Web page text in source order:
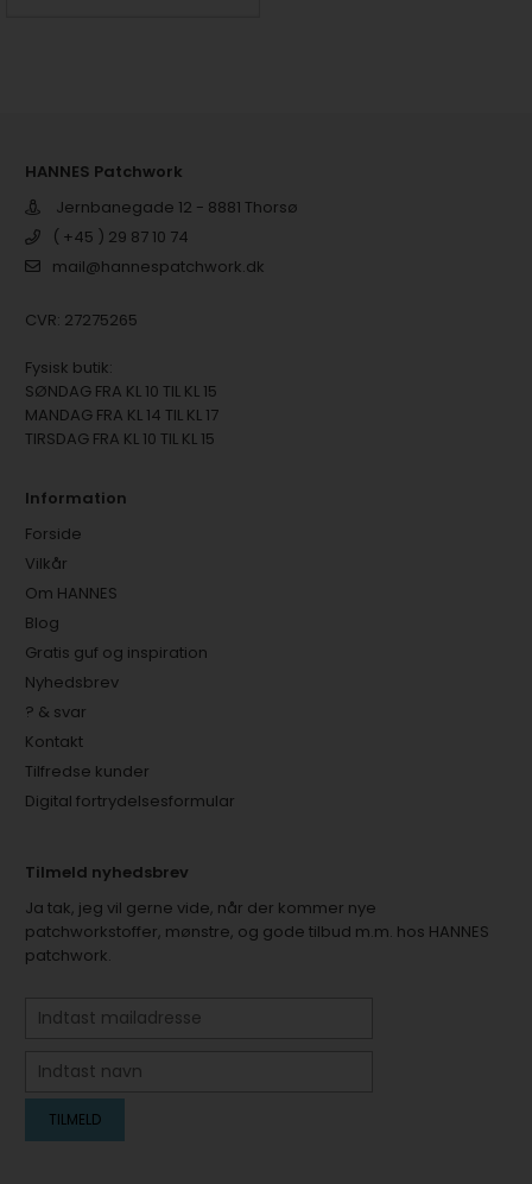
HANNES Patchwork
Jernbanegade 12 - 8881 Thorsø
( +45 ) 29 87 10 74
mail@hannespatchwork.dk
CVR: 27275265
Fysisk butik:
SØNDAG FRA KL 10 TIL KL 15
MANDAG FRA KL 14 TIL KL 17
TIRSDAG FRA KL 10 TIL KL 15
Information
Forside
Vilkår
Om HANNES
Blog
Gratis guf og inspiration
Nyhedsbrev
? & svar
Kontakt
Tilfredse kunder
Digital fortrydelsesformular
Tilmeld nyhedsbrev
Ja tak, jeg vil gerne vide, når der kommer nye
patchworkstoffer, mønstre, og gode tilbud m.m. hos HANNES
patchwork.